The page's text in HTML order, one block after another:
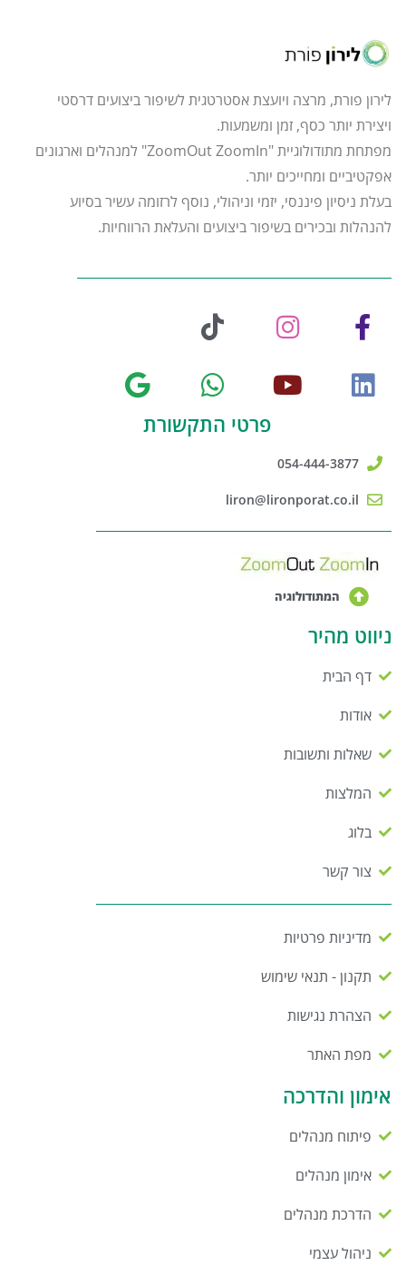
לירון פורת, מרצה ויועצת אסטרטגית לשיפור ביצועים דרסטי
ויצירת יותר כסף, זמן ומשמעות.
מפתחת מתודולוגיית "ZoomOut ZoomIn" למנהלים וארגונים
אפקטיביים ומחייכים יותר.
בעלת ניסיון פיננסי, יזמי וניהולי, נוסף לרזומה עשיר בסיוע
להנהלות ובכירים בשיפור ביצועים והעלאת הרווחיות.
פרטי התקשורת
054-444-3877
liron@lironporat.co.il
המתודולוגיה
ניווט מהיר
דף הבית
אודות
שאלות ותשובות
המלצות
בלוג
צור קשר
מדיניות פרטיות
תקנון - תנאי שימוש
הצהרת נגישות
מפת האתר
אימון והדרכה
פיתוח מנהלים
אימון מנהלים
הדרכת מנהלים
ניהול עצמי